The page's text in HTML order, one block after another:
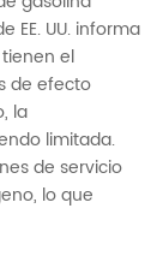
EE. UU. informa
el
de efecto
la
limitada.
de servicio
lo que